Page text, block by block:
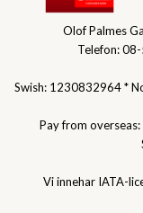
Olof Palmes
Telefon:
Swish: 1230832964 *
Pay from
Vi innehar IATA-